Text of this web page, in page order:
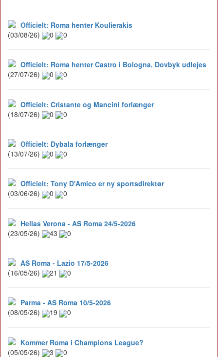
Officielt: Roma henter Koulierakis
(03/08/26)
0 0
Officielt: Roma henter Castro i Bologna, Dovbyk udlejes
(27/07/26)
0 0
Officielt: Cristante og Mancini forlænger
(18/07/26)
0 0
Officielt: Dybala forlænger
(13/07/26)
0 0
Officielt: Tony D'Amico er ny sportsdirektør
(03/06/26)
0 0
Hellas Verona - AS Roma 24/5-2026
(23/05/26)
43 0
AS Roma - Lazio 17/5-2026
(16/05/26)
21 0
Parma - AS Roma 10/5-2026
(08/05/26)
19 0
Kommer Roma i Champions League?
(05/05/26)
3 0